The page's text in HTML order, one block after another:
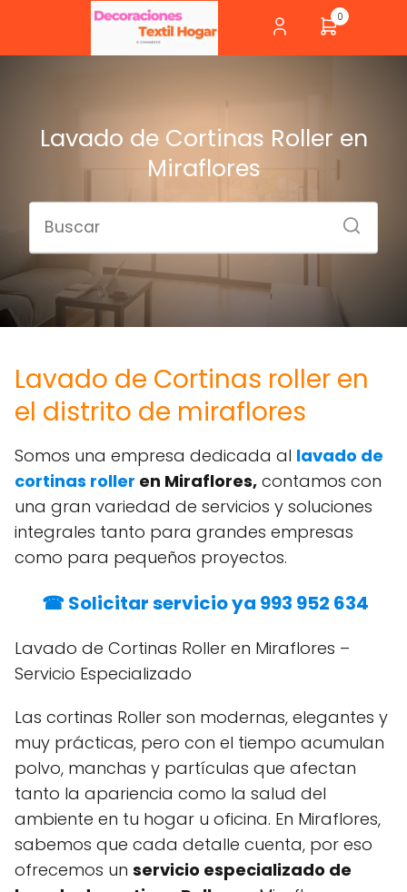
0
Lavado de Cortinas Roller en
Miraflores
Lavado de Cortinas roller en
el distrito de miraflores
Somos una empresa dedicada al lavado de
cortinas roller en Miraflores, contamos con
una gran variedad de servicios y soluciones
integrales tanto para grandes empresas
como para pequeños proyectos.
☎ Solicitar servicio ya 993 952 634
Lavado de Cortinas Roller en Miraflores –
Servicio Especializado
Las cortinas Roller son modernas, elegantes y
muy prácticas, pero con el tiempo acumulan
polvo, manchas y partículas que afectan
tanto la apariencia como la salud del
ambiente en tu hogar u oficina. En Miraflores,
sabemos que cada detalle cuenta, por eso
ofrecemos un servicio especializado de